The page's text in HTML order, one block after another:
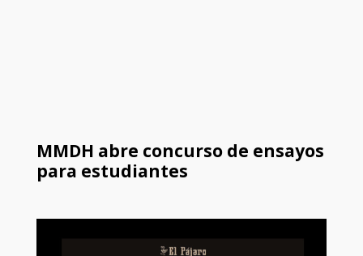
MMDH abre concurso de ensayos
para estudiantes